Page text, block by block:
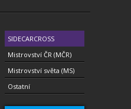
SIDECARCROSS
Mistrovství ČR (MČR)
Mistrovství světa (MS)
Ostatní